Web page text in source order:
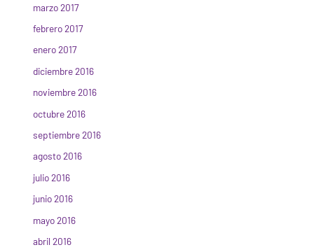
marzo 2017
febrero 2017
enero 2017
diciembre 2016
noviembre 2016
octubre 2016
septiembre 2016
agosto 2016
julio 2016
junio 2016
mayo 2016
abril 2016